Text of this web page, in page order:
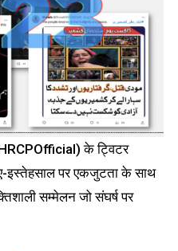
के ट्विटर
इस्तेहसाल पर एकजुटता के साथ
सम्मेलन जो संघर्ष पर